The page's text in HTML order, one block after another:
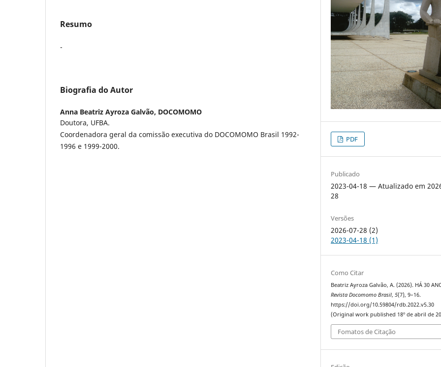
Resumo
-
Biografia do Autor
Anna Beatriz Ayroza Galvão, DOCOMOMO
Doutora, UFBA.
Coordenadora geral da comissão executiva do DOCOMOMO Brasil 1992-
1996 e 1999-2000.
PDF
Publicado
2023-04-18 — Atualizado em
28
Versões
2026-07-28 (2)
2023-04-18 (1)
Como Citar
Beatriz Ayroza Galvão, A. (2026). HÁ 30
Revista Docomomo Brasil,5(7), 9–16.
https://doi.org/10.59804/rdb.2022.v5.30
(Original work published 18º de abril de
Fomatos de Citação